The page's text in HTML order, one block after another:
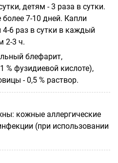
детям - 3 раза в сутки.
7-10 дней. Капли
6 раз в сутки в каждый
2-3 ч.
блефарит,
% фузидиевой кислоте),
- 0,5 % раствор.
кожные аллергические
(при использовании